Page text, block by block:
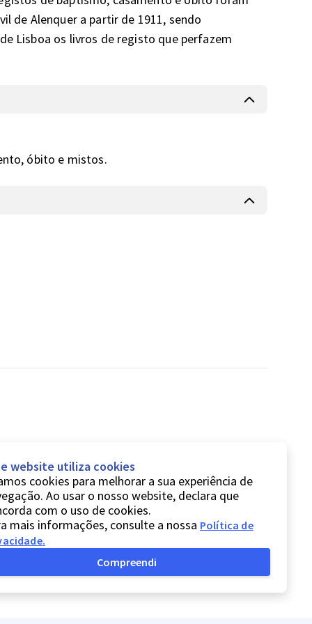
de Alenquer a partir de 1911, sendo
Lisboa os livros de registo que perfazem
óbito e mistos.
website utiliza cookies
cookies para melhorar a sua experiência de
Ao usar o nosso website, declara que
com o uso de cookies.
mais informações, consulte a nossa Política de
.
Compreendi